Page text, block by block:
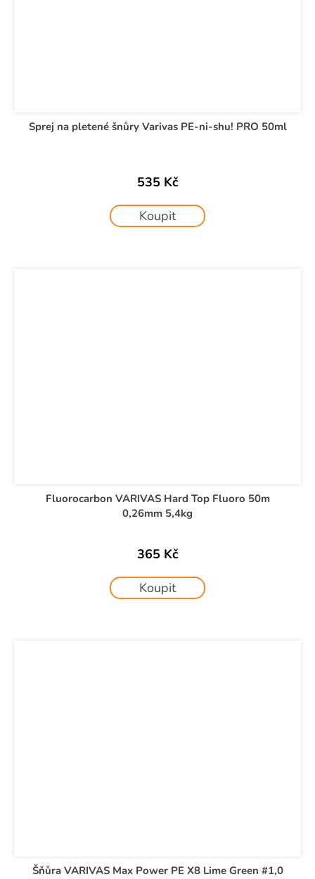
Sprej na pletené šnůry Varivas PE-ni-shu! PRO 50ml
535 Kč
Koupit
Fluorocarbon VARIVAS Hard Top Fluoro 50m
0,26mm 5,4kg
365 Kč
Koupit
Šňůra VARIVAS Max Power PE X8 Lime Green #1,0